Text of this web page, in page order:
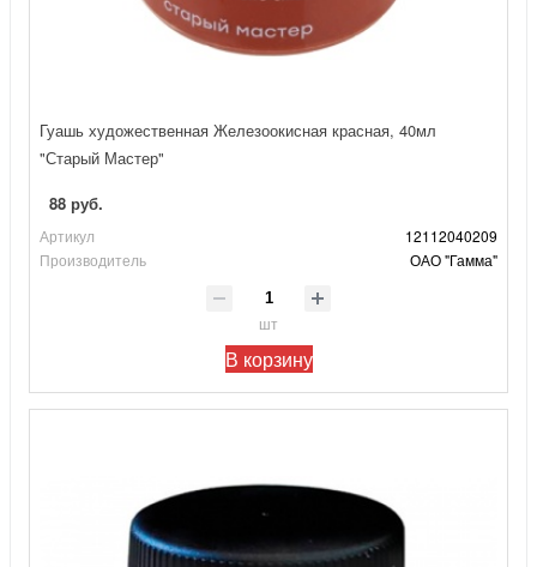
Гуашь художественная Железоокисная красная, 40мл
"Старый Мастер"
88 руб.
Артикул
12112040209
Производитель
ОАО "Гамма"
шт
В корзину